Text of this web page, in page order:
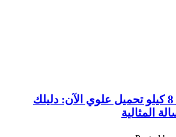
اشترِ غسالة ملابس 8 كيلو تحميل علوي الآن: دليلك
المثالية